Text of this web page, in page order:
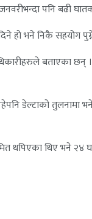
पनि बढी
हो भने निकै सहयोग
बताएका
डेल्टाको तुलनामा
थपिएका थिए भने २४